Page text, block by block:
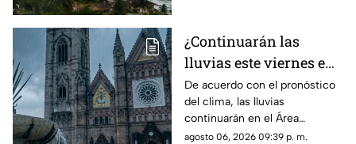
¿Continuarán las
lluvias este viernes en
Guadalajara? Este es el
pronóstico del clima
hoy 7 de agosto
De acuerdo con el pronóstico
del clima, las lluvias
continuarán en el Área
Metropolitana de Guadalajara
agosto 06, 2026 09:39 p. m.